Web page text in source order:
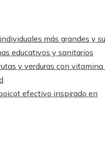
más grandes y su
educativos y sanitarios
y verduras con vitamina
efectivo inspirado en